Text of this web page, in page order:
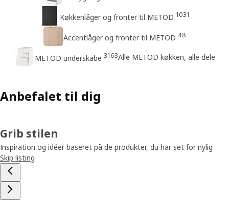
Køkkenlåger og fronter til METOD 1031
Accentlåger og fronter til METOD 48
METOD underskabe 3163Alle METOD køkken, alle dele
Anbefalet til dig
Grib stilen
Inspiration og idéer baseret på de produkter, du har set for nylig
Skip listing